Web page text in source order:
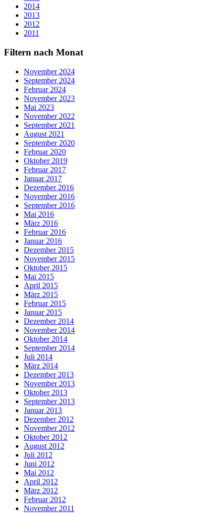
2014
2013
2012
2011
Filtern nach Monat
November 2024
September 2024
Februar 2024
November 2023
Mai 2023
November 2022
September 2021
August 2021
September 2020
Februar 2020
Oktober 2019
Februar 2017
Januar 2017
Dezember 2016
November 2016
September 2016
Mai 2016
März 2016
Februar 2016
Januar 2016
Dezember 2015
November 2015
Oktober 2015
Mai 2015
April 2015
März 2015
Februar 2015
Januar 2015
Dezember 2014
November 2014
Oktober 2014
September 2014
Juli 2014
März 2014
Dezember 2013
November 2013
Oktober 2013
September 2013
Januar 2013
Dezember 2012
November 2012
Oktober 2012
August 2012
Juli 2012
Juni 2012
Mai 2012
April 2012
März 2012
Februar 2012
November 2011